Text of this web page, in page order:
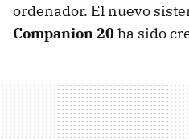
ordenador. El nuevo
Companion 20ha sido